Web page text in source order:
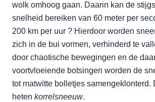
wolk omhoog gaan. Daarin kan de
snelheid bereiken van 60 meter per
200 km per uur ? Hierdoor worden
zich in de bui vormen, verhinderd te
door chaotische bewegingen en de
voortvloeiende botsingen worden de
tot matwitte bolletjes samengeklonterd.
heten korrelsneeuw.